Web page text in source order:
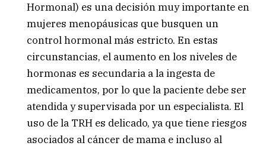
Hormonal) es una decisión muy importante en
mujeres menopáusicas que busquen un
control hormonal más estricto. En estas
circunstancias, el aumento en los niveles de
hormonas es secundaria a la ingesta de
medicamentos, por lo que la paciente debe ser
atendida y supervisada por un especialista. El
uso de la TRH es delicado, ya que tiene riesgos
asociados al cáncer de mama e incluso al